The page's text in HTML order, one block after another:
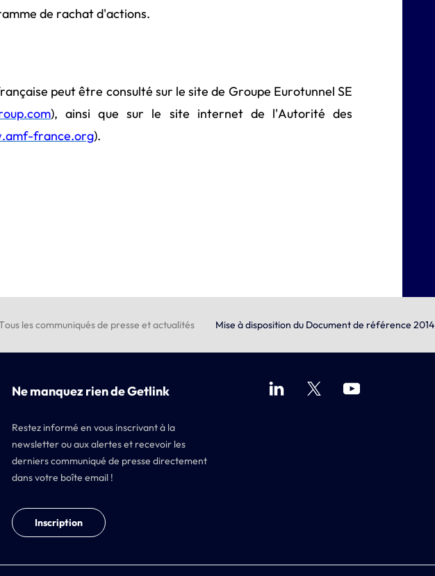
de rachat d'actions.
peut être consulté sur le site de Groupe Eurotunnel SE
), ainsi que sur le site internet de l'Autorité des
france.org).
les communiqués de presse et actualités Mise à disposition du Document de référence 2014
Ne manquez rien de Getlink
Restez informé en vous inscrivant à la
newsletter ou aux alertes et recevoir les
derniers communiqué de presse directement
dans votre boîte email !
Inscription